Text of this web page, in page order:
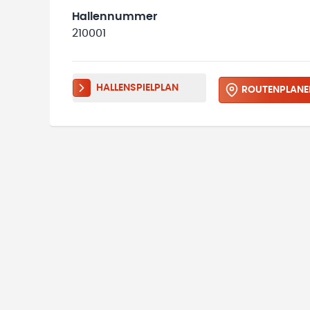
Hallennummer
210001
HALLENSPIELPLAN